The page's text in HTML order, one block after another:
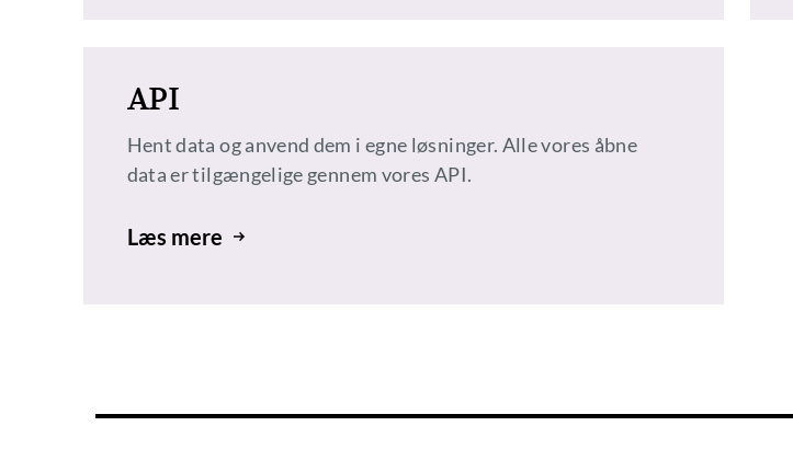
API
Hent data og anvend dem i egne løsninger. Alle vores åbne
data er tilgængelige gennem vores API.
Læs mere